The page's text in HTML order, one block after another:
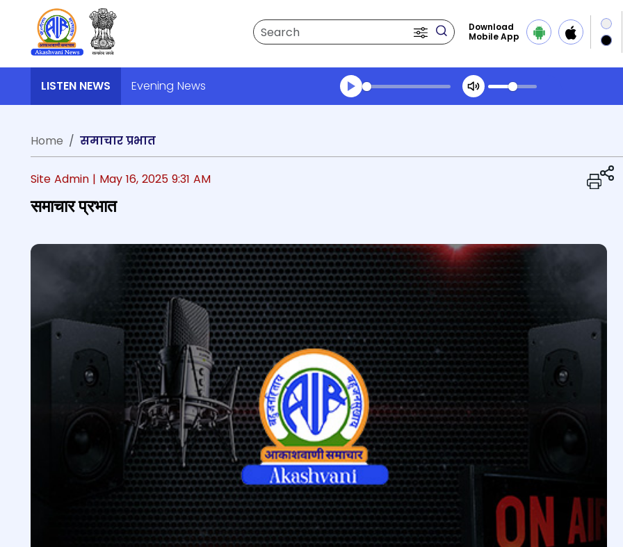
Search
Download
Mobile App
LISTEN NEWS
Evening News
Transcript summary
Home
समाचार प्रभात
Site Admin | May 16, 2025 9:31 AM
समाचार प्रभात